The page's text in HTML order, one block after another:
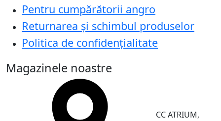
Pentru cumpărătorii angro
Returnarea și schimbul produselor
Politica de confidențialitate
Magazinele noastre
CC ATRIUM,